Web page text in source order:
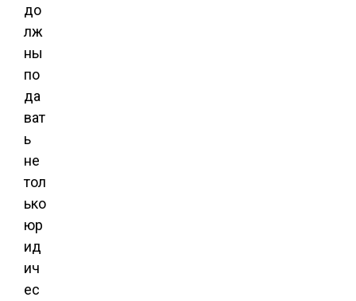
до
лж
ны
по
да
ват
ь
не
тол
ько
юр
ид
ич
ес